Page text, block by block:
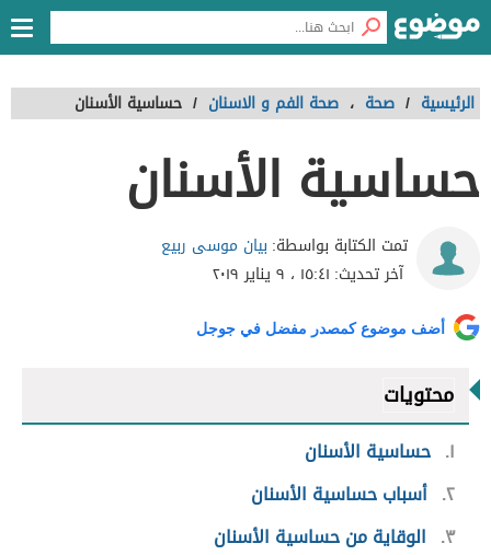
الرئيسية / صحة ، صحة الفم و الاسنان / حساسية الأسنان
حساسية الأسنان
تمت الكتابة بواسطة: بيان موسى ربيع
آخر تحديث: ١٥:٤١ ، ٩ يناير ٢٠١٩
أضف موضوع كمصدر مفضل في جوجل
محتويات
١ حساسية الأسنان
٢ أسباب حساسية الأسنان
٣
الوقاية من حساسية الأسنان